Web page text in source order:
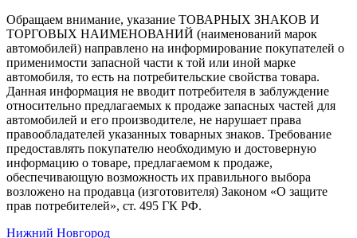
Обращаем внимание, указание ТОВАРНЫХ ЗНАКОВ И
ТОРГОВЫХ НАИМЕНОВАНИЙ (наименований марок
автомобилей) направлено на информирование покупателей о
применимости запасной части к той или иной марке
автомобиля, то есть на потребительские свойства товара.
Данная информация не вводит потребителя в заблуждение
относительно предлагаемых к продаже запасных частей для
автомобилей и его производителе, не нарушает права
правообладателей указанных товарных знаков. Требование
предоставлять покупателю необходимую и достоверную
информацию о товаре, предлагаемом к продаже,
обеспечивающую возможность их правильного выбора
возложено на продавца (изготовителя) Законом «О защите
прав потребителей», ст. 495 ГК РФ.
Нижний Новгород